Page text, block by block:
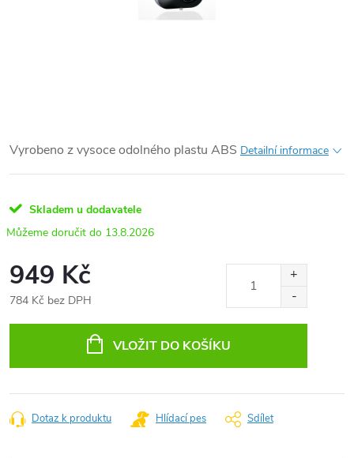
Vyrobeno z vysoce odolného plastu ABS Detailní informace
Skladem u dodavatele
13.8.2026
949 Kč
784 Kč bez DPH
VLOŽIT DO KOŠÍKU
Dotaz k produktu Hlídací pes Sdílet